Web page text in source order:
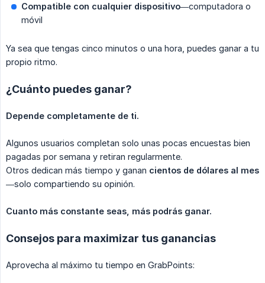
Compatible con cualquier dispositivo—computadora o
móvil
Ya sea que tengas cinco minutos o una hora, puedes ganar a tu
propio ritmo.
¿Cuánto puedes ganar?
Depende completamente de ti.
Algunos usuarios completan solo unas pocas encuestas bien
pagadas por semana y retiran regularmente.
Otros dedican más tiempo y ganan cientos de dólares al mes
—solo compartiendo su opinión.
Cuanto más constante seas, más podrás ganar.
Consejos para maximizar tus ganancias
Aprovecha al máximo tu tiempo en GrabPoints: